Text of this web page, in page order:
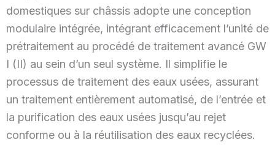
domestiques sur châssis adopte une conception
modulaire intégrée, intégrant efficacement l’unité de
prétraitement au procédé de traitement avancé GW
I (II) au sein d’un seul système. Il simplifie le
processus de traitement des eaux usées, assurant
un traitement entièrement automatisé, de l’entrée et
la purification des eaux usées jusqu’au rejet
conforme ou à la réutilisation des eaux recyclées.